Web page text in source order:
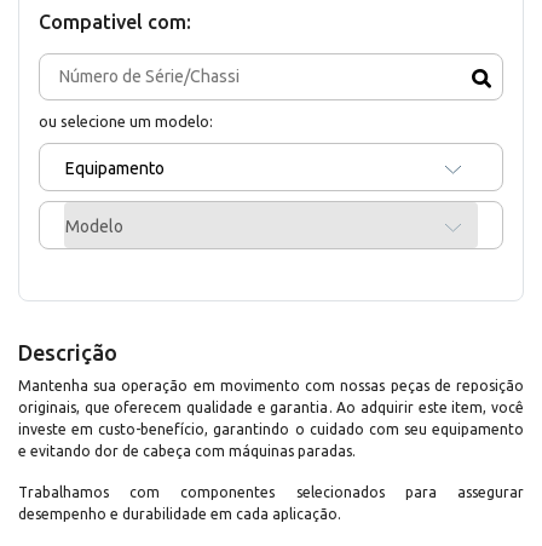
Compativel com:
ou selecione um modelo:
Equipamento
Modelo
Descrição
Mantenha sua operação em movimento com nossas peças de reposição
originais, que oferecem qualidade e garantia. Ao adquirir este item, você
investe em custo-benefício, garantindo o cuidado com seu equipamento
e evitando dor de cabeça com máquinas paradas.
Trabalhamos com componentes selecionados para assegurar
desempenho e durabilidade em cada aplicação.